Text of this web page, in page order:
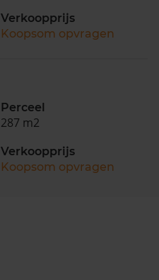
Verkoopprijs
Koopsom opvragen
Perceel
287 m2
Verkoopprijs
Koopsom opvragen